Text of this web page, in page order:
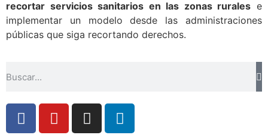
recortar servicios sanitarios en las zonas rurales e
implementar un modelo desde las administraciones
públicas que siga recortando derechos.